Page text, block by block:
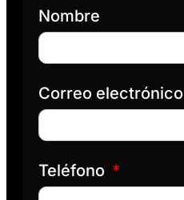
Nombre
Correo electrónico
Teléfono